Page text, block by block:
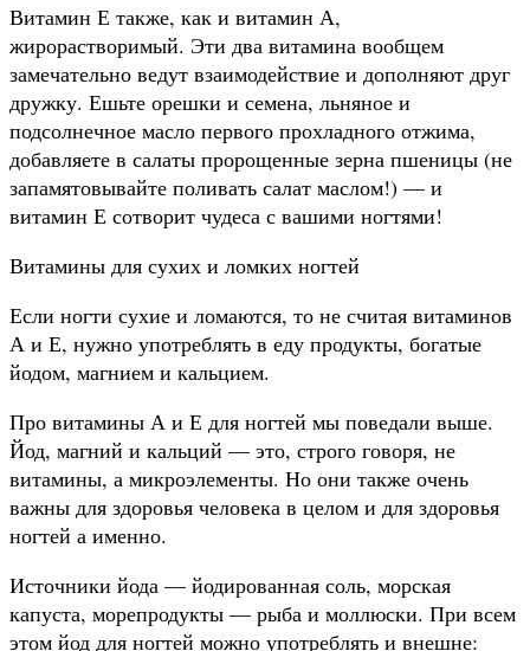
Витамин Е также, как и витамин А,
жирорастворимый. Эти два витамина вообщем
замечательно ведут взаимодействие и дополняют друг
дружку. Ешьте орешки и семена, льняное и
подсолнечное масло первого прохладного отжима,
добавляете в салаты пророщенные зерна пшеницы (не
запамятовывайте поливать салат маслом!) — и
витамин Е сотворит чудеса с вашими ногтями!
Витамины для сухих и ломких ногтей
Если ногти сухие и ломаются, то не считая витаминов
А и Е, нужно употреблять в еду продукты, богатые
йодом, магнием и кальцием.
Про витамины А и Е для ногтей мы поведали выше.
Йод, магний и кальций — это, строго говоря, не
витамины, а микроэлементы. Но они также очень
важны для здоровья человека в целом и для здоровья
ногтей а именно.
Источники йода — йодированная соль, морская
капуста, морепродукты — рыба и моллюски. При всем
этом йод для ногтей можно употреблять и внешне: